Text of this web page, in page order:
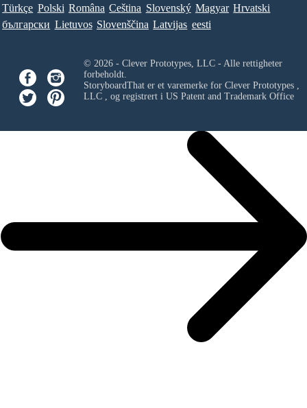
Türkçe Polski Româna Ceština Slovenský Magyar Hrvatski
български Lietuvos Slovenščina Latvijas eesti
© 2026 - Clever Prototypes, LLC - Alle rettigheter
forbeholdt.
StoryboardThat er et varemerke for Clever Prototypes ,
LLC, og registrert i US Patent and Trademark Office